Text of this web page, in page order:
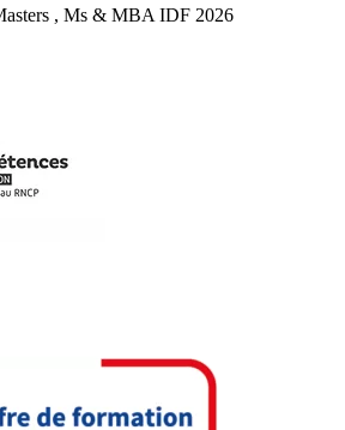
, Ms & MBA IDF 2026